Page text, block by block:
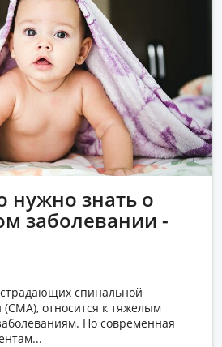
нужно знать о
заболевании -
спинальной
относится к тяжелым
Но современная